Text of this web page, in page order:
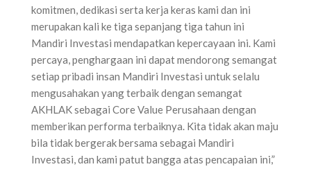
komitmen, dedikasi serta kerja keras kami dan ini
merupakan kali ke tiga sepanjang tiga tahun ini
Mandiri Investasi mendapatkan kepercayaan ini. Kami
percaya, penghargaan ini dapat mendorong semangat
setiap pribadi insan Mandiri Investasi untuk selalu
mengusahakan yang terbaik dengan semangat
AKHLAK sebagai Core Value Perusahaan dengan
memberikan performa terbaiknya. Kita tidak akan maju
bila tidak bergerak bersama sebagai Mandiri
Investasi, dan kami patut bangga atas pencapaian ini,”